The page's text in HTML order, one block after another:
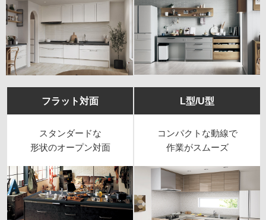
フラット対面
スタンダードな
形状のオープン対面
L型/U型
コンパクトな動線で
作業がスムーズ